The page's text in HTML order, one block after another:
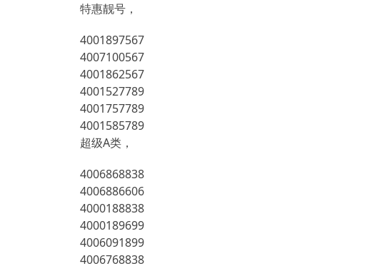
特惠靓号，
4001897567
4007100567
4001862567
4001527789
4001757789
4001585789
超级A类，
4006868838
4006886606
4000188838
4000189699
4006091899
4006768838